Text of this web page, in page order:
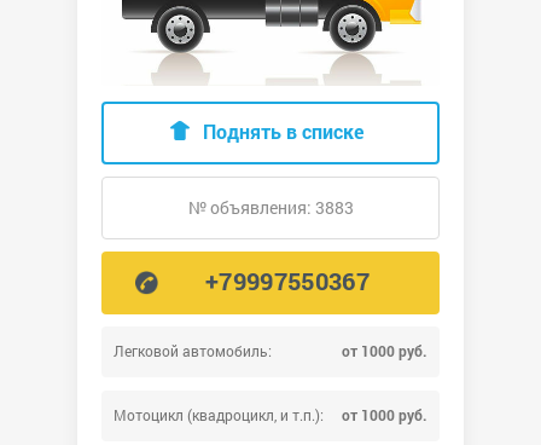
Легковой автомобиль: от 1000 руб.
Мотоцикл (квадроцикл, и т.п.): от 1000 руб.
Поднять в списке
№ объявления: 3883
+79997550367